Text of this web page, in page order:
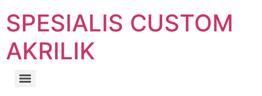
ke
konten
SPESIALIS CUSTOM
AKRILIK